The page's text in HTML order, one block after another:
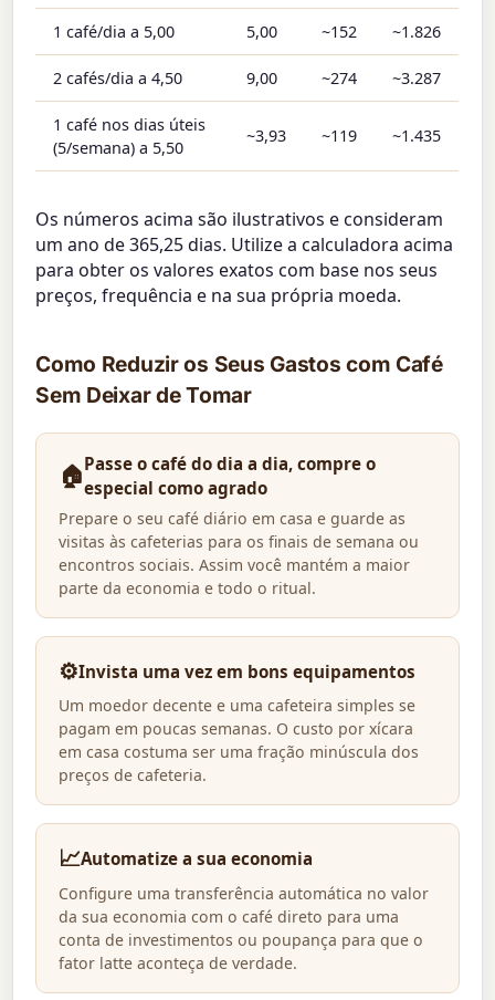
1 café/dia a 5,00 5,00 ~152 ~1.826
2 cafés/dia a 4,50 9,00 ~274 ~3.287
1 café nos dias úteis
(5/semana) a 5,50
~3,93 ~119 ~1.435
Os números acima são ilustrativos e consideram
um ano de 365,25 dias. Utilize a calculadora acima
para obter os valores exatos com base nos seus
preços, frequência e na sua própria moeda.
Como Reduzir os Seus Gastos com Café
Sem Deixar de Tomar
🏠Passe o café do dia a dia, compre o
especial como agrado
Prepare o seu café diário em casa e guarde as
visitas às cafeterias para os finais de semana ou
encontros sociais. Assim você mantém a maior
parte da economia e todo o ritual.
⚙️Invista uma vez em bons equipamentos
Um moedor decente e uma cafeteira simples se
pagam em poucas semanas. O custo por xícara
em casa costuma ser uma fração minúscula dos
preços de cafeteria.
📈Automatize a sua economia
Configure uma transferência automática no valor
da sua economia com o café direto para uma
conta de investimentos ou poupança para que o
fator latte aconteça de verdade.